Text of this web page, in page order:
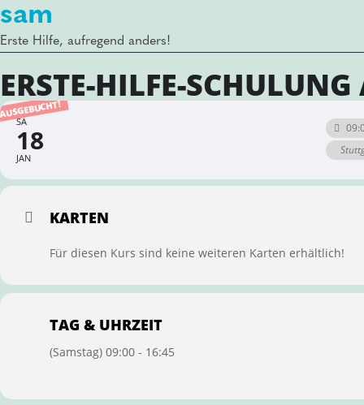
sam
Erste Hilfe, aufregend anders!
ERSTE-HILFE-
SA
18
JAN
KARTEN
Für diesen Kurs sind keine weiteren Karten erhältlich!
TAG & UHRZEIT
(Samstag) 09:00 - 16:45